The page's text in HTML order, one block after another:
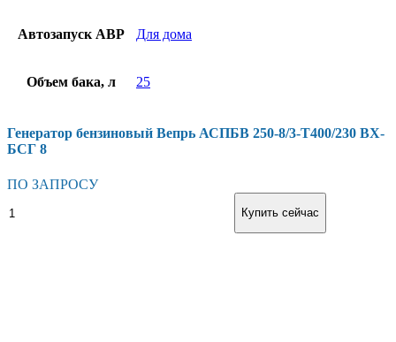
Автозапуск АВР Для дома
Объем бака, л 25
Генератор бензиновый Вепрь АСПБВ 250-8/3-Т400/230 ВХ-
БСГ 8
ПО ЗАПРОСУ
Генератор
Купить сейчас